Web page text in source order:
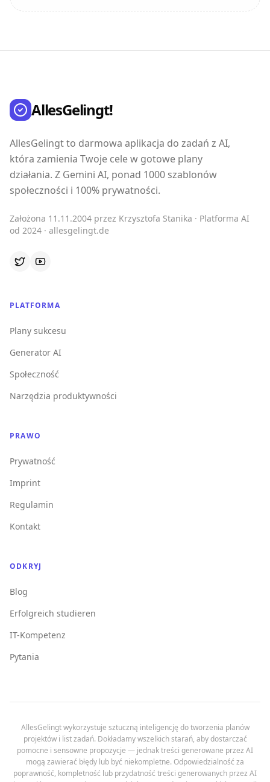
AllesGelingt!
AllesGelingt to darmowa aplikacja do zadań z AI,
która zamienia Twoje cele w gotowe plany
działania. Z Gemini AI, ponad 1000 szablonów
społeczności i 100% prywatności.
Założona 11.11.2004 przez Krzysztofa Stanika · Platforma AI
od 2024 · allesgelingt.de
PLATFORMA
Plany sukcesu
Generator AI
Społeczność
Narzędzia produktywności
PRAWO
Prywatność
Imprint
Regulamin
Kontakt
ODKRYJ
Blog
Erfolgreich studieren
IT-Kompetenz
Pytania
AllesGelingt wykorzystuje sztuczną inteligencję do tworzenia planów
projektów i list zadań. Dokładamy wszelkich starań, aby dostarczać
pomocne i sensowne propozycje — jednak treści generowane przez AI
mogą zawierać błędy lub być niekompletne. Odpowiedzialność za
poprawność, kompletność lub przydatność treści generowanych przez AI